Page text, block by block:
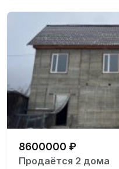
8600000 ₽
Продаётся 2 дома